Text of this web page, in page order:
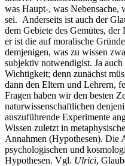
was Haupt-, was Nebensache,
sei. Anderseits ist auch der
dem Gebiete des Gemütes,
er ist die auf moralische
demjenigen, was zu wissen
subjektiv notwendigist. Ja
Wichtigkeit; denn zunächst
dann den Eltern und Lehrern,
Fragen haben wir den besten
naturwissenschaftlichen
auszuführende Experimente
Wissen zuletzt in
Annahmen (Hypothesen). Die
psychologischen und
Hypothesen. Vgl. Ulrici,